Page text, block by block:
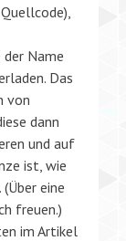
Name
Das
von
dann
und auf
ist, wie
eine
freuen.)
im Artikel